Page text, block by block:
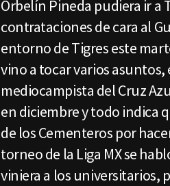
Orbelín Pineda pudiera ir a
contrataciones de cara al
entorno de Tigres este
vino a tocar varios
mediocampista del Cruz
en diciembre y todo indica
de los Cementeros por
torneo de la Liga MX se
viniera a los universitarios,